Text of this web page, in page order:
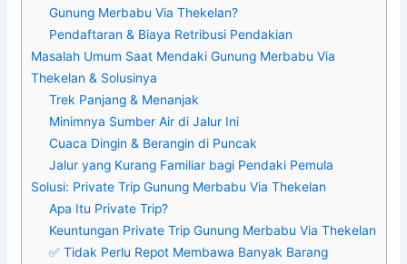
Gunung Merbabu Via Thekelan?
Pendaftaran & Biaya Retribusi Pendakian
Masalah Umum Saat Mendaki Gunung Merbabu Via
Thekelan & Solusinya
Trek Panjang & Menanjak
Minimnya Sumber Air di Jalur Ini
Cuaca Dingin & Berangin di Puncak
Jalur yang Kurang Familiar bagi Pendaki Pemula
Solusi: Private Trip Gunung Merbabu Via Thekelan
Apa Itu Private Trip?
Keuntungan Private Trip Gunung Merbabu Via Thekelan
✅ Tidak Perlu Repot Membawa Banyak Barang